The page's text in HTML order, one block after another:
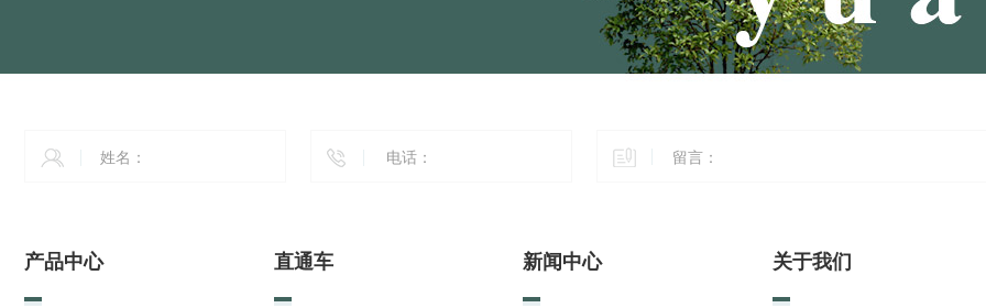
产品中心 直通车 新闻中心 关于我们